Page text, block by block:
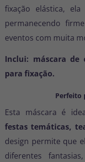
fixação elástica,
permanecendo
eventos com muita
Inclui: máscara de
para fixação.
Perfeito
Esta máscara é
festas temáticas,
design permite que
diferentes